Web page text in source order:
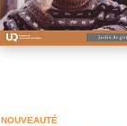
NOUVEAUTÉ